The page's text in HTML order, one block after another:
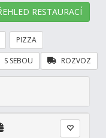
RESTAURACÍ
PIZZA
ROZVOZ
S SEBOU